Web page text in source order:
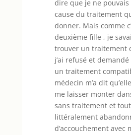
dire que je ne
cause du traitement
donner. Mais comme
deuxième fille , je
trouver un traitement
j’ai refusé et
un traitement
médecin m’a dit
me laisser monter
sans traitement et
littéralement
d’accouchement avec